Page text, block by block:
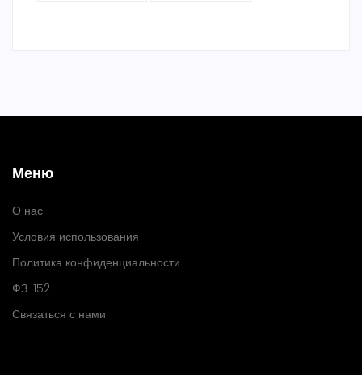
Меню
О нас
Условия использования
Политика конфиденциальности
ФЗ-152
Связаться с нами